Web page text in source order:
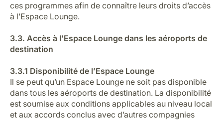
ces programmes afin de connaître leurs droits d’accès
à l’Espace Lounge.
3.3. Accès à l’Espace Lounge dans les aéroports de
destination
3.3.1 Disponibilité de l’Espace Lounge
Il se peut qu’un Espace Lounge ne soit pas disponible
dans tous les aéroports de destination. La disponibilité
est soumise aux conditions applicables au niveau local
et aux accords conclus avec d’autres compagnies